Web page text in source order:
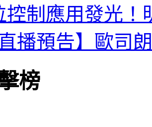
控制應用發光！
直播預告】歐司
榜